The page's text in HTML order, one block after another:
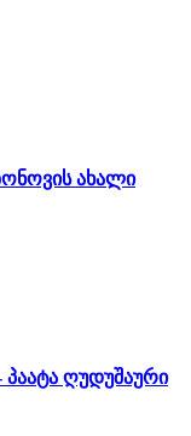
ახალი
ღუდუშაური